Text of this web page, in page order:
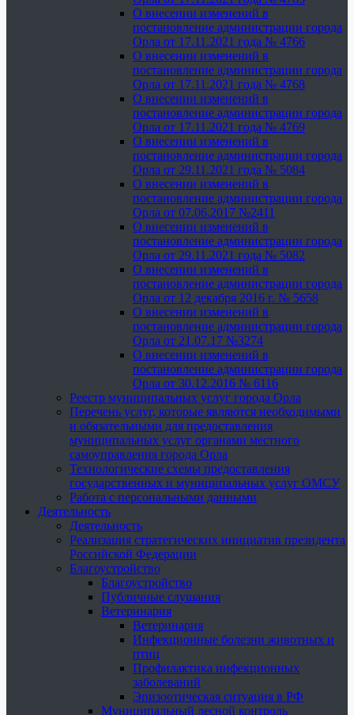
О внесении изменений в
постановление администрации города
Орла от 17.11.2021 года № 4766
О внесении изменений в
постановление администрации города
Орла от 17.11.2021 года № 4768
О внесении изменений в
постановление администрации города
Орла от 17.11.2021 года № 4769
О внесении изменений в
постановление администрации города
Орла от 29.11.2021 года № 5084
О внесении изменений в
постановление администрации города
Орла от 07.06.2017 №2411
О внесении изменений в
постановление администрации города
Орла от 29.11.2021 года № 5082
О внесении изменений в
постановление администрации города
Орла от 12 декабря 2016 г. № 5658
О внесении изменений в
постановление администрации города
Орла от 21.07.17 №3274
О внесении изменений в
постановление администрации города
Орла от 30.12.2016 № 6116
Реестр муниципальных услуг города Орла
Перечень услуг, которые являются необходимыми
и обязательными для предоставления
муниципальных услуг органами местного
самоуправления города Орла
Технологические схемы предоставления
государственных и муниципальных услуг ОМСУ
Работа с персональными данными
Деятельность
Деятельность
Реализация стратегических инициатив президента
Российской Федерации
Благоустройство
Благоустройство
Публичные слушания
Ветеринария
Ветеринария
Инфекционные болезни животных и
птиц
Профилактика инфекционных
заболеваний
Эпизоотическая ситуация в РФ
Муниципальный лесной контроль